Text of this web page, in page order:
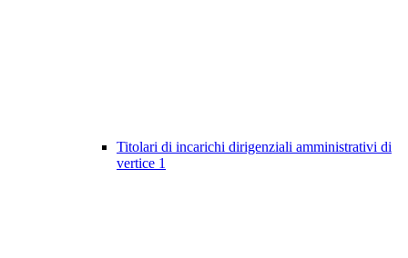
Titolari di incarichi dirigenziali amministrativi di
vertice 1